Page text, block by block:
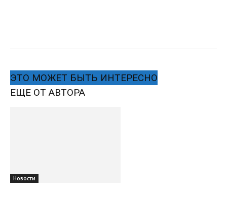
ЭТО МОЖЕТ БЫТЬ ИНТЕРЕСНО
ЕЩЕ ОТ АВТОРА
Новости